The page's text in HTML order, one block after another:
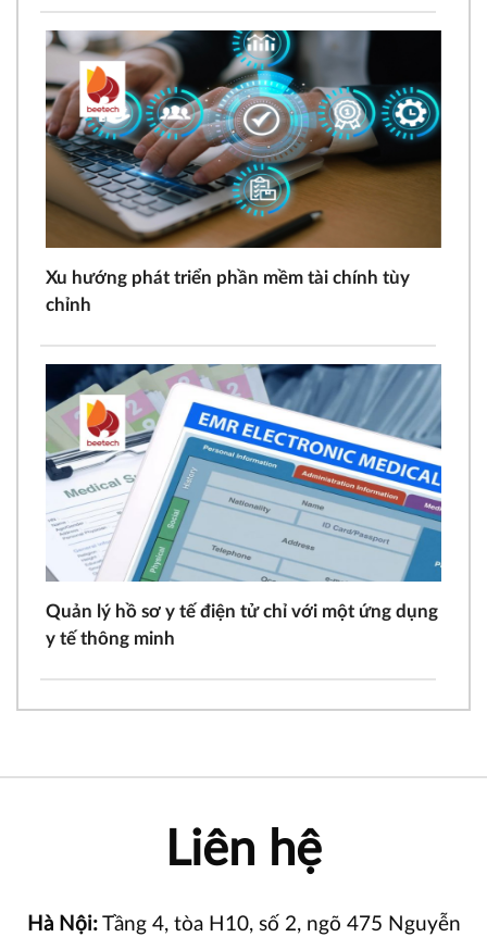
Xu hướng phát triển phần mềm tài chính tùy
chỉnh
Quản lý hồ sơ y tế điện tử chỉ với một ứng dụng
y tế thông minh
Liên hệ
Hà Nội:Tầng 4, tòa H10, số 2, ngõ 475 Nguyễn